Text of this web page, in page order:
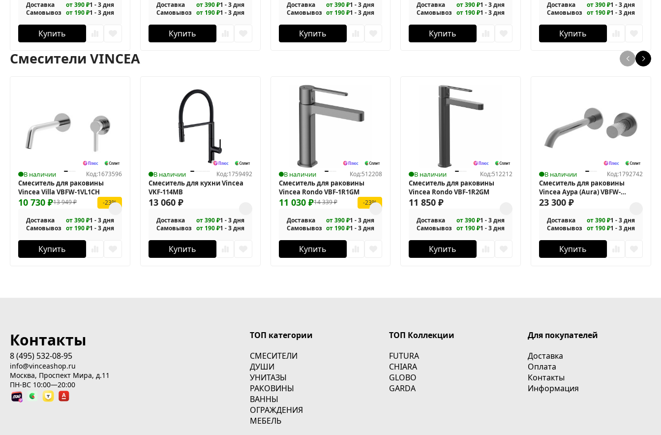
Доставка от 390 ₽1 - 3 дня
Самовывоз от 190 ₽1 - 3 дня
Купить
Доставка от 390 ₽1 - 3 дня
Самовывоз от 190 ₽1 - 3 дня
Купить
Доставка от 390 ₽1 - 3 дня
Самовывоз от 190 ₽1 - 3 дня
Купить
Доставка от 390 ₽1 - 3 дня
Самовывоз от 190 ₽1 - 3 дня
Купить
Доставка от 390 ₽1 - 3 дня
Самовывоз от 190 ₽1 - 3 дня
Купить
Смесители VINCEA
В наличии Код:1673596
Смеситель для раковины
Vincea Villa VBFW-1VL1CH
13 949₽
10 730 ₽ -23%
Доставка от 390 ₽1 - 3 дня
Самовывоз от 190 ₽1 - 3 дня
Купить
В наличии Код:1759492
Смеситель для кухни Vincea
VKF-114MB
13 060 ₽
Доставка от 390 ₽1 - 3 дня
Самовывоз от 190 ₽1 - 3 дня
Купить
В наличии Код:512208
Смеситель для раковины
Vincea Rondo VBF-1R1GM
14 339₽
11 030 ₽ -23%
Доставка от 390 ₽1 - 3 дня
Самовывоз от 190 ₽1 - 3 дня
Купить
В наличии Код:512212
Смеситель для раковины
Vincea Rondo VBF-1R2GM
11 850₽
Доставка от 390 ₽1 - 3 дня
Самовывоз от 190 ₽1 - 3 дня
Купить
В наличии Код:1792742
Смеситель для раковины
Vincea Аура (Aura) VBFW-
6AU1GM
23 300₽
Доставка от 390 ₽1 - 3 дня
Самовывоз от 190 ₽1 - 3 дня
Купить
Контакты
8 (495) 532-08-95
info@vinceashop.ru
Москва, Проспект Мира, д.11
ПН-ВС 10:00—20:00
ТОП категории
СМЕСИТЕЛИ
ДУШИ
УНИТАЗЫ
РАКОВИНЫ
ВАННЫ
ОГРАЖДЕНИЯ
МЕБЕЛЬ
ТОП Коллекции
FUTURA
CHIARA
GLOBO
GARDA
Для покупателей
Доставка
Оплата
Контакты
Информация